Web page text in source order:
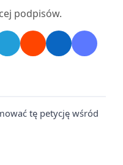
Grodziskiej Strefy
wpływ na
Kolejowe S.A.
Wicemarszałka
podpisów.
tę petycję wśród